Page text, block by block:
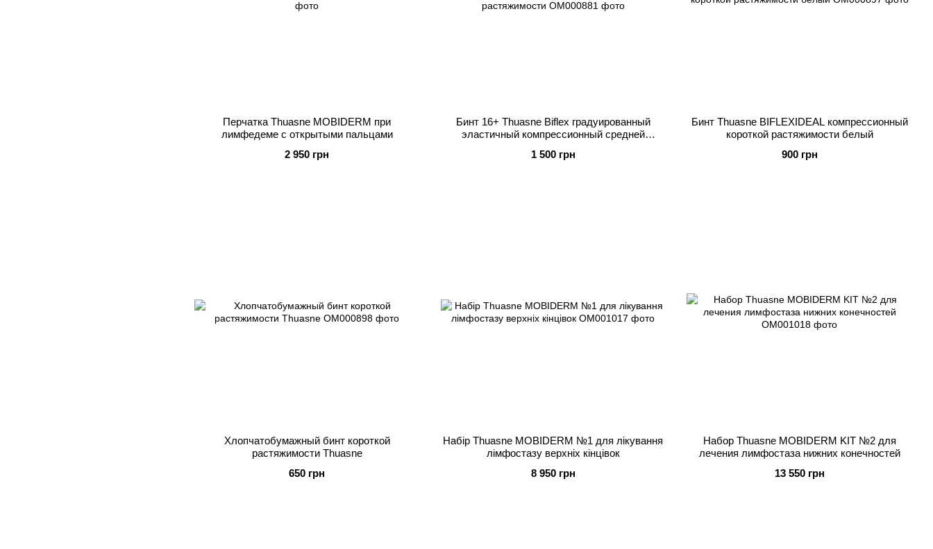
Перчатка Thuasne MOBIDERM при
лимфедеме с открытыми пальцами
2 950 грн
Бинт 16+ Thuasne Biflex градуированный
эластичный компрессионный средней
1 500 грн
Бинт Thuasne BIFLEXIDEAL компрессионный
короткой растяжимости белый
900 грн
Хлопчатобумажный бинт короткой
растяжимости Thuasne
650 грн
Набір Thuasne MOBIDERM №1 для лікування
лімфостазу верхніх кінцівок
8 950 грн
Набор Thuasne MOBIDERM KIT №2 для
лечения лимфостаза нижних конечностей
13 550 грн